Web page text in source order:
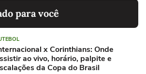
para você
x Corinthians: Onde
ao vivo, horário, palpite e
da Copa do Brasil